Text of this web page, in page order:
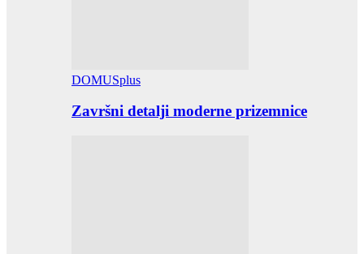
DOMUSplus
Završni detalji moderne prizemnice